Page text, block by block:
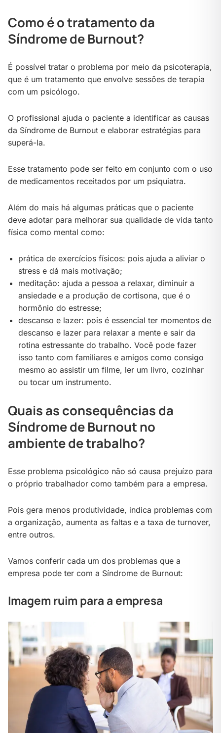
Como é o tratamento da
Síndrome de Burnout?
É possível tratar o problema por meio da psicoterapia,
que é um tratamento que envolve sessões de terapia
com um psicólogo.
O profissional ajuda o paciente a identificar as causas
da Síndrome de Burnout e elaborar estratégias para
superá-la.
Esse tratamento pode ser feito em conjunto com o uso
de medicamentos receitados por um psiquiatra.
Além do mais há algumas práticas que o paciente
deve adotar para melhorar sua qualidade de vida tanto
física como mental como:
prática de exercícios físicos: pois ajuda a aliviar o
stress e dá mais motivação;
meditação: ajuda a pessoa a relaxar, diminuir a
ansiedade e a produção de cortisona, que é o
hormônio do estresse;
descanso e lazer: pois é essencial ter momentos de
descanso e lazer para relaxar a mente e sair da
rotina estressante do trabalho. Você pode fazer
isso tanto com familiares e amigos como consigo
mesmo ao assistir um filme, ler um livro, cozinhar
ou tocar um instrumento.
Quais as consequências da
Síndrome de Burnout no
ambiente de trabalho?
Esse problema psicológico não só causa prejuízo para
o próprio trabalhador como também para a empresa.
Pois gera menos produtividade, indica problemas com
a organização, aumenta as faltas e a taxa de turnover,
entre outros.
Vamos conferir cada um dos problemas que a
empresa pode ter com a Síndrome de Burnout:
Imagem ruim para a empresa